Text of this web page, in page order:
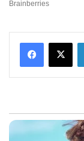
Facebook
X